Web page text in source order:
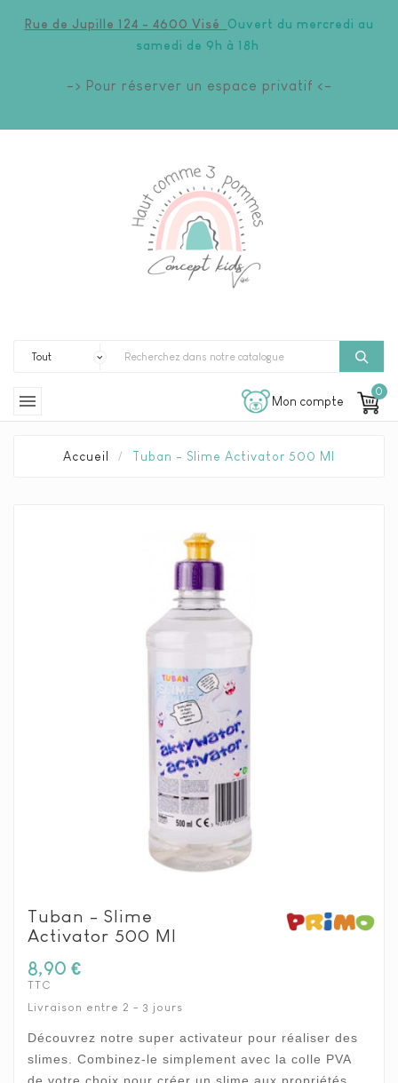
Rue de Jupille 124 - 4600 Visé Ouvert du mercredi au
samedi de 9h à 18h
-> Pour réserver un espace privatif <-
 Mon compte
0
Accueil Tuban - Slime Activator 500 Ml
Tuban - Slime
Activator 500 Ml
8,90 €
TTC
Livraison entre 2 - 3 jours
Découvrez notre super activateur pour réaliser des
slimes. Combinez-le simplement avec la colle PVA